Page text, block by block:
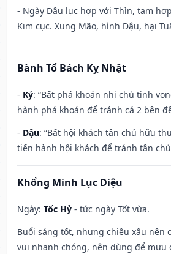
- Ngày Dậu lục hợp với Thìn, tam
Kim cục. Xung Mão, hình Dậu, hại
Bành Tổ Bách Kỵ Nhật
- Kỷ: “Bất phá khoán nhị chủ tịnh
hành phá khoán để tránh cả 2 bên
- Dậu: “Bất hội khách tân chủ hữu
tiến hành hội khách để tránh tân
Khổng Minh Lục Diệu
Ngày: Tốc Hỷ - tức ngày Tốt vừa.
Buổi sáng tốt, nhưng chiều xấu nên
vui nhanh chóng, nên dùng để mưu